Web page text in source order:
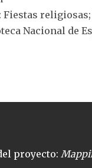
: Fiestas
Nacional de
proyecto: